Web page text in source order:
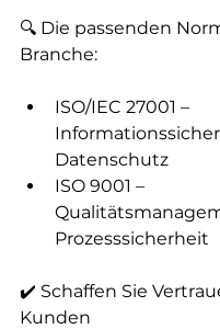
🔍 Die passenden
Branche:
ISO/IEC 27001 –
Datenschutz
ISO 9001 –
Prozesssicherheit
✔️ Schaffen Sie
Kunden